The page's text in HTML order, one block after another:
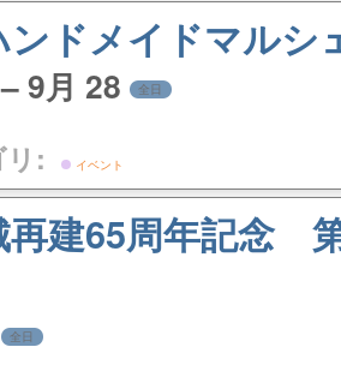
ンドメイドマルシ
9月 28 全日
: イベント
再建65周年記念
全日